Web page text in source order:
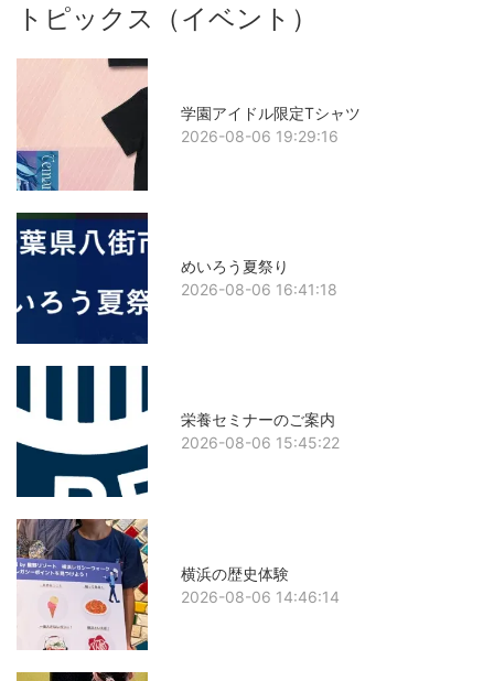
トピックス（イベント）
学園アイドル限定Tシャツ
2026-08-06 19:29:16
めいろう夏祭り
2026-08-06 16:41:18
栄養セミナーのご案内
2026-08-06 15:45:22
横浜の歴史体験
2026-08-06 14:46:14